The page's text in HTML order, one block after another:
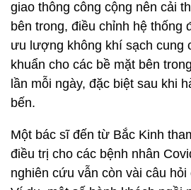
giao thông công cộng nên cải
bên trong, điều chỉnh hệ thống
ưu lượng không khí sạch cung
khuẩn cho các bề mặt bên
lần mỗi ngày, đặc biệt sau khi
bến.
Một bác sĩ đến từ Bắc Kinh
điều trị cho các bệnh nhân
nghiên cứu vẫn còn vài câu